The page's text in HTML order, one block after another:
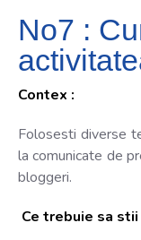
No7 :
Contex :
Folosesti diverse
la comunicate de
bloggeri.
Ce trebuie sa stii